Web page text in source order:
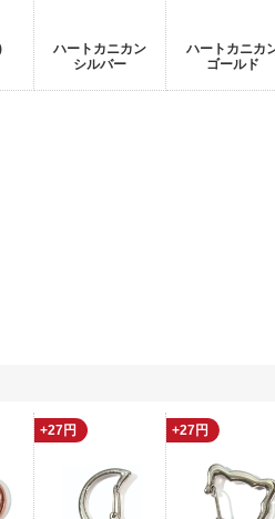
ハートカニカン
シルバー
ハートカニカ
ゴールド
+27円 +27円